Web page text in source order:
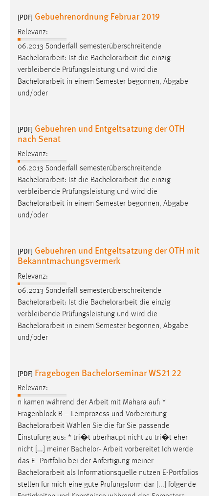
[PDF] Gebuehrenordnung Februar 2019
Relevanz:
06.2013 Sonderfall semesterüberschreitende
Bachelorarbeit: Ist die Bachelorarbeit die einzig
verbleibende Prüfungsleistung und wird die
Bachelorarbeit in einem Semester begonnen, Abgabe
und/oder
[PDF] Gebuehren und Entgeltsatzung der OTH
nach Senat
Relevanz:
06.2013 Sonderfall semesterüberschreitende
Bachelorarbeit: Ist die Bachelorarbeit die einzig
verbleibende Prüfungsleistung und wird die
Bachelorarbeit in einem Semester begonnen, Abgabe
und/oder
[PDF] Gebuehren und Entgeltsatzung der OTH mit
Bekanntmachungsvermerk
Relevanz:
06.2013 Sonderfall semesterüberschreitende
Bachelorarbeit: Ist die Bachelorarbeit die einzig
verbleibende Prüfungsleistung und wird die
Bachelorarbeit in einem Semester begonnen, Abgabe
und/oder
[PDF] Fragebogen Bachelorseminar WS21 22
Relevanz:
n kamen während der Arbeit mit Mahara auf: *
Fragenblock B – Lernprozess und Vorbereitung
Bachelorarbeit Wählen Sie die für Sie passende
Einstufung aus: * tri�t überhaupt nicht zu tri�t eher
nicht [...] meiner Bachelor- Arbeit vorbereitet Ich werde
das E- Portfolio bei der Anfertigung meiner
Bachelorarbeit als Informationsquelle nutzen E-Portfolios
stellen für mich eine gute Prüfungsform dar [...] folgende